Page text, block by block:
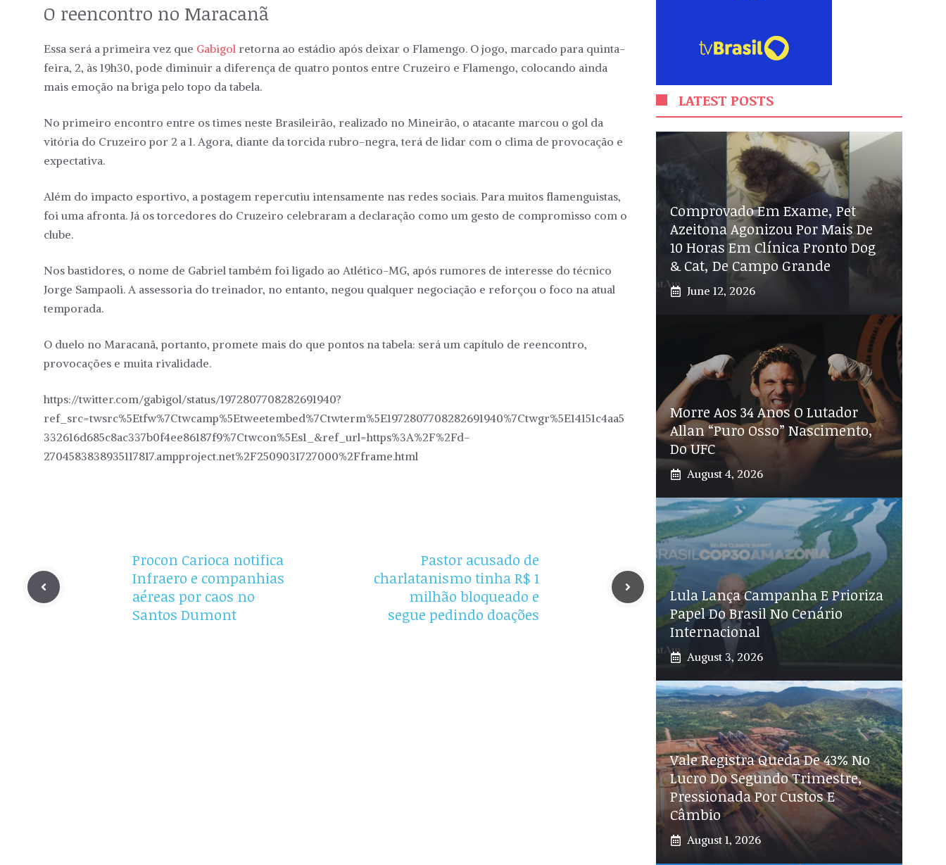
O reencontro no Maracanã
Essa será a primeira vez que Gabigol retorna ao estádio após deixar o Flamengo. O jogo, marcado para quinta-
feira, 2, às 19h30, pode diminuir a diferença de quatro pontos entre Cruzeiro e Flamengo, colocando ainda
mais emoção na briga pelo topo da tabela.
No primeiro encontro entre os times neste Brasileirão, realizado no Mineirão, o atacante marcou o gol da
vitória do Cruzeiro por 2 a 1. Agora, diante da torcida rubro-negra, terá de lidar com o clima de provocação e
expectativa.
Além do impacto esportivo, a postagem repercutiu intensamente nas redes sociais. Para muitos flamenguistas,
foi uma afronta. Já os torcedores do Cruzeiro celebraram a declaração como um gesto de compromisso com o
clube.
Nos bastidores, o nome de Gabriel também foi ligado ao Atlético-MG, após rumores de interesse do técnico
Jorge Sampaoli. A assessoria do treinador, no entanto, negou qualquer negociação e reforçou o foco na atual
temporada.
O duelo no Maracanã, portanto, promete mais do que pontos na tabela: será um capítulo de reencontro,
provocações e muita rivalidade.
https://twitter.com/gabigol/status/1972807708282691940?
ref_src=twsrc%5Etfw%7Ctwcamp%5Etweetembed%7Ctwterm%5E1972807708282691940%7Ctwgr%5E14151c4aa5
332616d685c8ac337b0f4ee86187f9%7Ctwcon%5Es1_&ref_url=https%3A%2F%2Fd-
2704583838935117817.ampproject.net%2F2509031727000%2Fframe.html
Procon Carioca notifica
Infraero e companhias
aéreas por caos no
Santos Dumont
Pastor acusado de
charlatanismo tinha R$ 1
milhão bloqueado e
segue pedindo doações
LATEST POSTS
Comprovado Em Exame, Pet
Azeitona Agonizou Por Mais De
10 Horas Em Clínica Pronto Dog
& Cat, De Campo Grande
June 12, 2026
Morre Aos 34 Anos O Lutador
Allan “Puro Osso” Nascimento,
Do UFC
August 4, 2026
Lula Lança Campanha E Prioriza
Papel Do Brasil No Cenário
Internacional
August 3, 2026
Vale Registra Queda De 43% No
Lucro Do Segundo Trimestre,
Pressionada Por Custos E
Câmbio
August 1, 2026